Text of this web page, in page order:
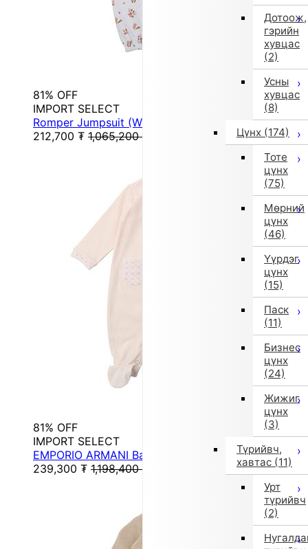
Дотоож,
гэрийн
хувцас
(2)
Усны
хувцас
(8)
Цүнх (174)
Тоте
цүнх
(75)
Мөрний
цүнх
(46)
Үүрдэг
цүнх
(15)
Паск
(11)
Бизнес
цүнх
(24)
Жижиг
цүнх
(3)
Түрийвч,
хавтас (11)
Урт
түрийвч
(2)
81% OFF
IMPORT SELECT
Romper Jumpsuit (White) [Non-Returnable]
212,700 ₮ 1,065,200
81% OFF
IMPORT SELECT
EMPORIO ARMANI Baby Set
239,300 ₮ 1,198,400